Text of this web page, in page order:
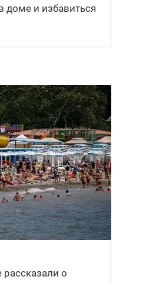
доме и избавиться
о